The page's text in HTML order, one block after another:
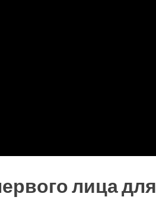
лица для